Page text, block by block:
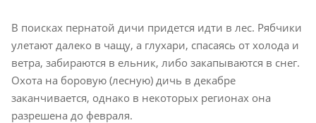
В поисках пернатой дичи придется идти в лес. Рябчики
улетают далеко в чащу, а глухари, спасаясь от холода и
ветра, забираются в ельник, либо закапываются в снег.
Охота на боровую (лесную) дичь в декабре
заканчивается, однако в некоторых регионах она
разрешена до февраля.